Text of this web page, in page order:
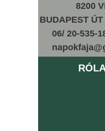
8200
BUDAPEST
06/ 20-535-